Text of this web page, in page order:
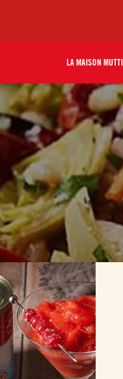
LA MAISON MUTTI